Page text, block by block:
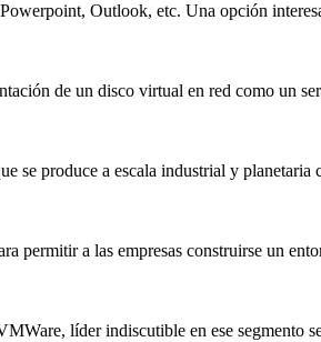
Outlook, etc. Una opción
de un disco virtual en red como un
se produce a escala industrial y
permitir a las empresas construirse un
líder indiscutible en ese